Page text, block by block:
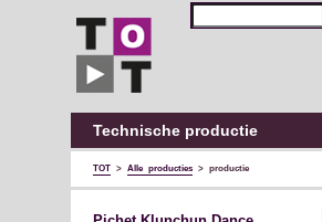
voor
culturele
sector
Technische productie
TOT > Alle producties > productie